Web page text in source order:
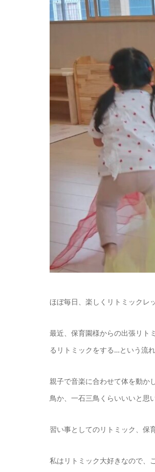
ほぼ毎日、楽しくリトミックレ
最近、保育園様からの出張リト
るリトミックをする…という流
親子で音楽に合わせて体を動か
鳥か、一石三鳥くらいいいと思
習い事としてのリトミック、保
私はリトミック大好きなので、